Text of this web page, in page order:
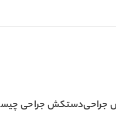
دستکش جراحی